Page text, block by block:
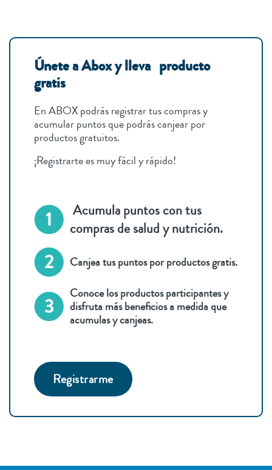
Únete a Abox y lleva producto
gratis
En ABOX podrás registrar tus compras y
acumular puntos que podrás canjear por
productos gratuitos.
¡Registrarte es muy fácil y rápido!
Acumula puntos con tus
compras de salud y nutrición.
Canjea tus puntos por productos gratis.
Conoce los productos participantes y
disfruta más beneficios a medida que
acumulas y canjeas.
Registrarme